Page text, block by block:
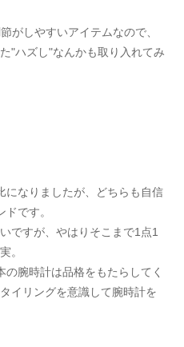
がしやすいアイテムなので、
"ハズし"なんかも取り入れてみ
になりましたが、どちらも自信
です。
ですが、やはりそこまで1点1
。
腕時計は品格をもたらしてく
イリングを意識して腕時計を